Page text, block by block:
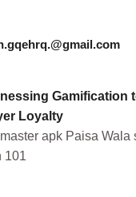
Gamification
Loyalty
apk Paisa
101